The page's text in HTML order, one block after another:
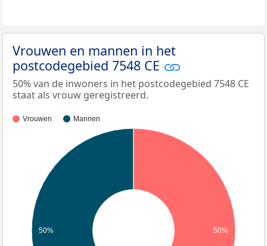
Vrouwen en mannen in het
postcodegebied 7548 CE
50% van de inwoners in het postcodegebied 7548 CE
staat als vrouw geregistreerd.
Vrouwen Mannen
50% 50%